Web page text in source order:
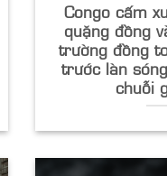
Congo cấm
quặng đồng
trường đồng
trước làn
chuỗi